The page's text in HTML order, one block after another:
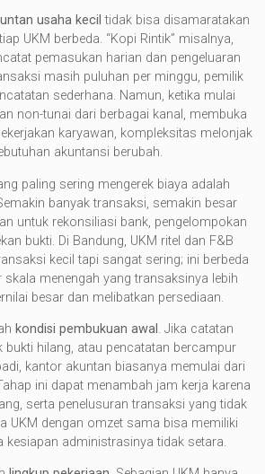
usaha kecil tidak bisa disamaratakan
UKM berbeda. “Kopi Rintik” misalnya,
pemasukan harian dan pengeluaran
masih puluhan per minggu, pemilik
sederhana. Namun, ketika mulai
non-tunai dari berbagai kanal, membuka
karyawan, kompleksitas melonjak
akuntansi berubah.
paling sering mengerek biaya adalah
banyak transaksi, semakin besar
untuk rekonsiliasi bank, pengelompokan
bukti. Di Bandung, UKM ritel dan F&B
kecil tapi sangat sering; ini berbeda
menengah yang transaksinya lebih
besar dan melibatkan persediaan.
kondisi pembukuan awal . Jika catatan
bukti hilang, atau pencatatan bercampur
kantor akuntan biasanya memulai dari
ini dapat menambah jam kerja karena
serta penelusuran transaksi yang tidak
UKM dengan omzet sama bisa memiliki
kesiapan administrasinya tidak setara.